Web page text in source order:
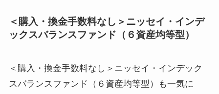
＜購入・換金手数料なし＞ニッセイ・インデ
ックスバランスファンド（６資産均等型）
＜購入・換金手数料なし＞ニッセイ・インデック
スバランスファンド（６資産均等型）も一気に